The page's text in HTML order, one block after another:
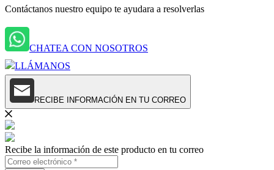
Contáctanos nuestro equipo te ayudara a resolverlas
CHATEA CON NOSOTROS
LLÁMANOS
RECIBE INFORMACIÓN EN TU CORREO
Recibe la información de este producto en tu correo